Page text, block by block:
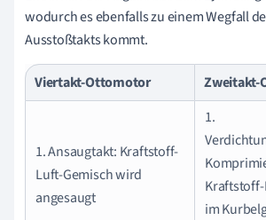
wodurch es ebenfalls zu einem Wegfall
Ausstoßtakts kommt.
Viertakt-Ottomotor
1. Ansaugtakt: Kraftstoff-
Luft-Gemisch wird
angesaugt
1.
im